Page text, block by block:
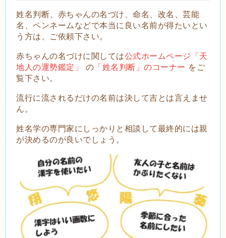
姓名判断、赤ちゃんの名づけ、命名、改名、芸能
名、ペンネームなどで本当に良い名前が得たいとい
う方は、ご依頼下さい。
赤ちゃんの名づけに関しては公式ホームページ「天
地人の運勢鑑定」
の 「姓名判断」のコーナー をご
覧下さい。
流行に流されるだけの名前は決して吉とは言えませ
ん。
姓名学の専門家にしっかりと相談して最終的には親
が決めるのが良いでしょう。